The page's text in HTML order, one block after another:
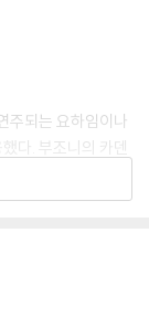
주되는 요하임이나
다. 부조니의 카덴
서를 연상시키는
이라도 꼭 한번 들
얀센의 차이콥스
사이의 밸런스가